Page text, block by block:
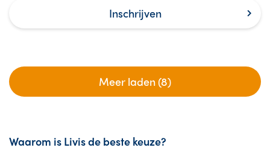
Inschrijven
Meer laden (8)
Waarom is Livis de beste keuze?